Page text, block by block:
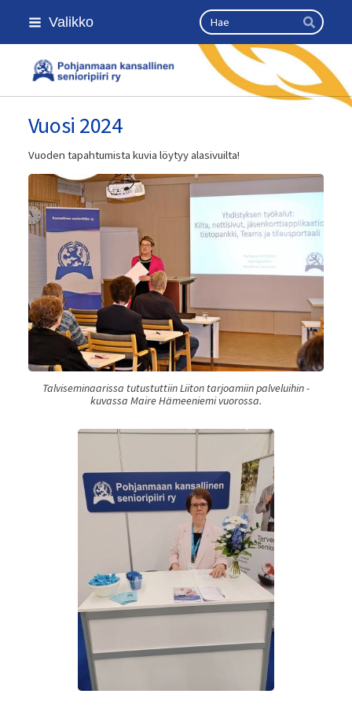
Siirry
sivun
Valikko Haku
Hae
Kansallinen senioriliitto
Vuosi 2024
Vuoden tapahtumista kuvia löytyy alasivuilta!
Talviseminaarissa tutustuttiin Liiton tarjoamiin palveluihin -
kuvassa Maire Hämeeniemi vuorossa.